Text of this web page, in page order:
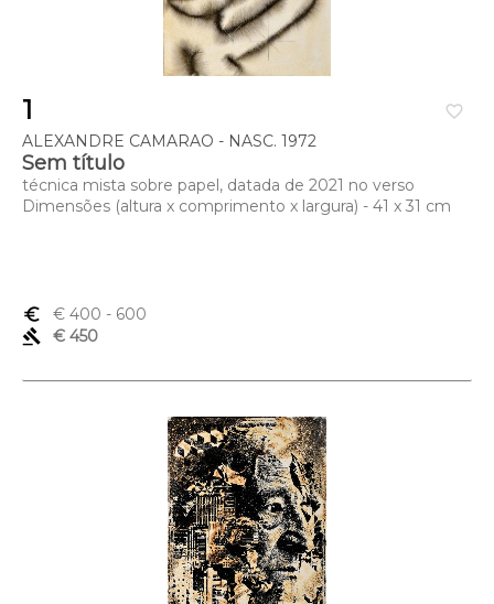
favorite_border
1
ALEXANDRE CAMARAO - NASC. 1972
Sem título
técnica mista sobre papel, datada de 2021 no verso
Dimensões (altura x comprimento x largura) - 41 x 31 cm
euro_symbol € 400 - 600
gavel
€ 450